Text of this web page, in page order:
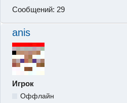
Сообщений: 29
anis
Игрок
Оффлайн